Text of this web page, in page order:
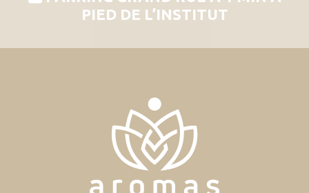
PIED DE L’INSTITUT